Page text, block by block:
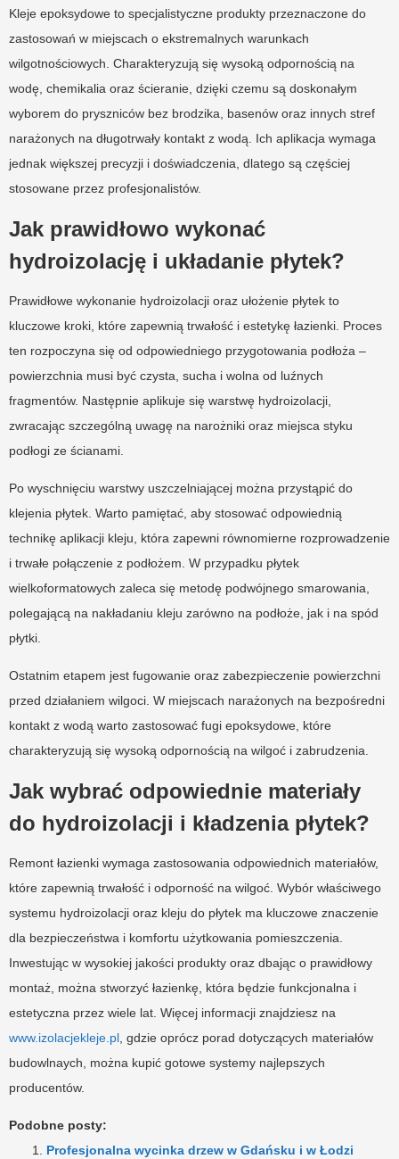
Kleje epoksydowe to specjalistyczne produkty przeznaczone do
zastosowań w miejscach o ekstremalnych warunkach
wilgotnościowych. Charakteryzują się wysoką odpornością na
wodę, chemikalia oraz ścieranie, dzięki czemu są doskonałym
wyborem do pryszniców bez brodzika, basenów oraz innych stref
narażonych na długotrwały kontakt z wodą. Ich aplikacja wymaga
jednak większej precyzji i doświadczenia, dlatego są częściej
stosowane przez profesjonalistów.
Jak prawidłowo wykonać
hydroizolację i układanie płytek?
Prawidłowe wykonanie hydroizolacji oraz ułożenie płytek to
kluczowe kroki, które zapewnią trwałość i estetykę łazienki. Proces
ten rozpoczyna się od odpowiedniego przygotowania podłoża –
powierzchnia musi być czysta, sucha i wolna od luźnych
fragmentów. Następnie aplikuje się warstwę hydroizolacji,
zwracając szczególną uwagę na narożniki oraz miejsca styku
podłogi ze ścianami.
Po wyschnięciu warstwy uszczelniającej można przystąpić do
klejenia płytek. Warto pamiętać, aby stosować odpowiednią
technikę aplikacji kleju, która zapewni równomierne rozprowadzenie
i trwałe połączenie z podłożem. W przypadku płytek
wielkoformatowych zaleca się metodę podwójnego smarowania,
polegającą na nakładaniu kleju zarówno na podłoże, jak i na spód
płytki.
Ostatnim etapem jest fugowanie oraz zabezpieczenie powierzchni
przed działaniem wilgoci. W miejscach narażonych na bezpośredni
kontakt z wodą warto zastosować fugi epoksydowe, które
charakteryzują się wysoką odpornością na wilgoć i zabrudzenia.
Jak wybrać odpowiednie materiały
do hydroizolacji i kładzenia płytek?
Remont łazienki wymaga zastosowania odpowiednich materiałów,
które zapewnią trwałość i odporność na wilgoć. Wybór właściwego
systemu hydroizolacji oraz kleju do płytek ma kluczowe znaczenie
dla bezpieczeństwa i komfortu użytkowania pomieszczenia.
Inwestując w wysokiej jakości produkty oraz dbając o prawidłowy
montaż, można stworzyć łazienkę, która będzie funkcjonalna i
estetyczna przez wiele lat. Więcej informacji znajdziesz na
www.izolacjekleje.pl, gdzie oprócz porad dotyczących materiałów
budowlnaych, można kupić gotowe systemy najlepszych
producentów.
Podobne posty:
Profesjonalna wycinka drzew w Gdańsku i w Łodzi